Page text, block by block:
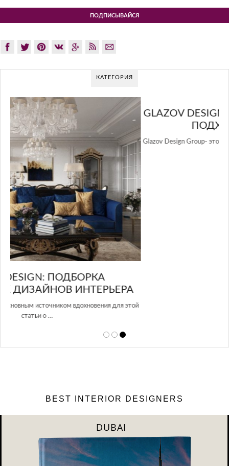
КАТЕГОРИЯ
GLAZOV DESIGN GROUP – УНИКАЛЬНЫЙ
ПОДХОД К ДИЗАЙНУ
Glazov Design Group- это одна из лучших студий дизайна интерьера
BEST INTERIOR DESIGNERS
DUBAI